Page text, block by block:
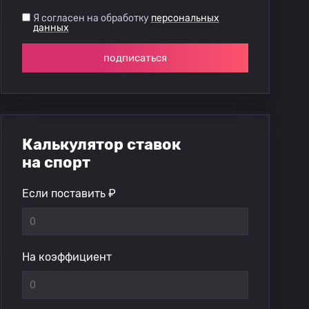
Я согласен на обработку персональных
данных
подписаться
Калькулятор ставок
на спорт
Если поставить ₽
На коэффициент